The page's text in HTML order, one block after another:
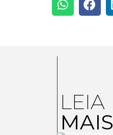
LEIA
MAIS